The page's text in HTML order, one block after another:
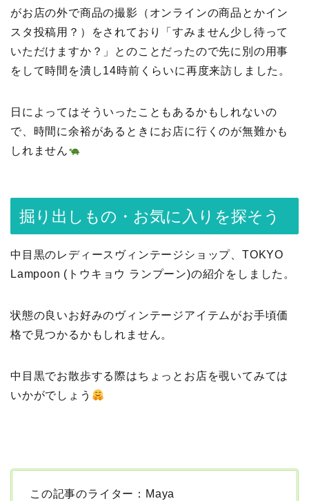
がお店の外で商品の撮影（オンラインの商品とかイン
スタ投稿用？）をされており「すみません少し待って
いただけますか？」とのことだったので先に別の用事
をして時間を潰し14時前くらいに再度来訪しました。
日によってはそういったこともあるかもしれないの
で、時間に余裕があるときにお店に行くのが無難かも
しれません
掘り出しもの・お気に入りを探そう
中目黒のレディースヴィンテージショップ、TOKYO
Lampoon (トウキョウ ランプーン)の紹介をしました。
状態の良いお好みのヴィンテージアイテムがお手頃価
格で見つかるかもしれません。
中目黒でお散歩する際はちょっとお店を覗いてみては
いかがでしょう
この記事のライター：Maya